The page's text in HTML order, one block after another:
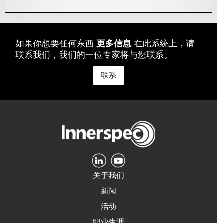
如果你想要任何东西更多信息在此系统上，请
联系我们，我们的一位专家将与您联系。
联系
关于我们
新闻
活动